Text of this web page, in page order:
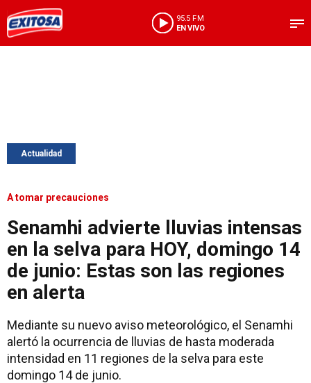
95.5 FM
EN VIVO
Actualidad
A tomar precauciones
Senamhi advierte lluvias intensas
en la selva para HOY, domingo 14
de junio: Estas son las regiones
en alerta
Mediante su nuevo aviso meteorológico, el Senamhi
alertó la ocurrencia de lluvias de hasta moderada
intensidad en 11 regiones de la selva para este
domingo 14 de junio.